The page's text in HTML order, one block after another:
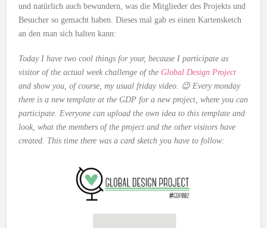
und natürlich auch bewundern, was die Mitglieder des Projekts und
Besucher so gemacht haben. Dieses mal gab es einen Kartensketch
an den man sich halten kann:
Today I have two cool things for your, because I participate as
visitor of the actual week challenge of theGlobal Design Project
and show you, of course, my usual friday video. 😉 Every monday
there is a new template at the GDP for a new project, where you can
participate. Everyone can upload the own idea to this template and
look, what the members of the project and the other visitors have
created. This time there was a card sketch you have to follow: